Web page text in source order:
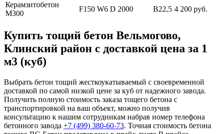
Керамзитобетон
М300
F150 W6 D 2000 В22,5 4 200 руб.
Купить тощий бетон Вельмогово,
Клинский район с доставкой цена за 1
м3 (куб)
Выбрать бетон тощий жесткоукатываемый с своевременной
доставкой по самой низкой цене за куб от надежного завода.
Получить полную стоимость заказа тощего бетона с
транспортировкой на ваш объект, можно получив
консультацию к нашим сотрудникам набрав номер телефона
бетонного завода +7 (499) 380-60-73. Точная стоимость бетона